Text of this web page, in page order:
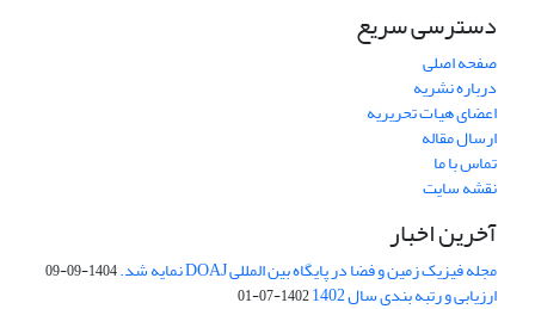
دسترسی سریع
صفحه اصلی
درباره نشریه
اعضای هیات تحریریه
ارسال مقاله
تماس با ما
نقشه سایت
آخرین اخبار
مجله فیزیک زمین و فضا در پایگاه بین المللی DOAJ نمایه شد. 1404-09-09
ارزیابی و رتبه بندی سال 1402 1402-07-01